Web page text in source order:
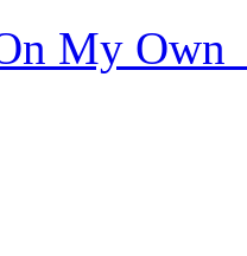
My Own